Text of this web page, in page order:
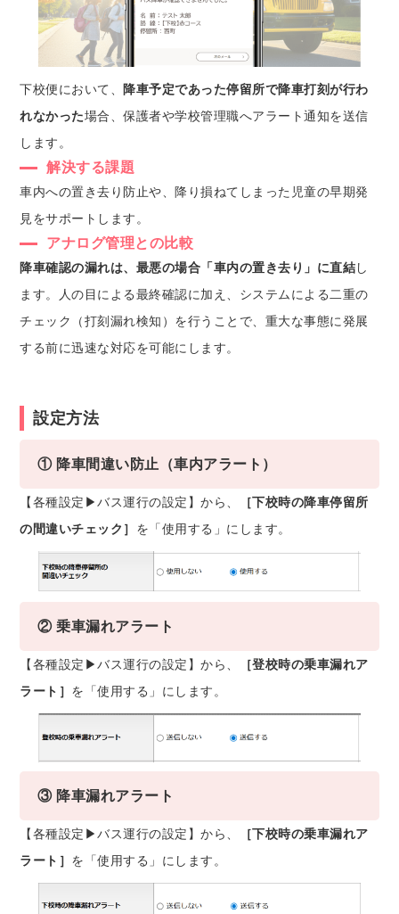
下校便において、 降車予定であった停留所で降車打刻が行わ
れなかった場合、保護者や学校管理職へアラート通知を送信
します。
解決する課題
車内への置き去り防止や、降り損ねてしまった児童の早期発
見をサポートします。
アナログ管理との比較
降車確認の漏れは、最悪の場合「車内の置き去り」に直結し
ます。人の目による最終確認に加え、システムによる二重の
チェック（打刻漏れ検知）を行うことで、重大な事態に発展
する前に迅速な対応を可能にします。
設定方法
① 降車間違い防止（車内アラート）
【各種設定▶バス運行の設定】から、
［下校時の降車停留所
の間違いチェック］ を「使用する」にします。
② 乗車漏れアラート
【各種設定▶バス運行の設定】から、
［登校時の乗車漏れア
ラート］ を「使用する」にします。
③ 降車漏れアラート
【各種設定▶バス運行の設定】から、
［下校時の乗車漏れア
ラート］ を「使用する」にします。